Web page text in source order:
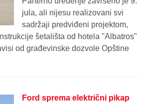
jula, ali nijesu realizovani svi
sadržaji predviđeni projektom,
šetališta od hotela "Albatros"
od građevinske dozvole Opštine
Ford sprema električni pikap